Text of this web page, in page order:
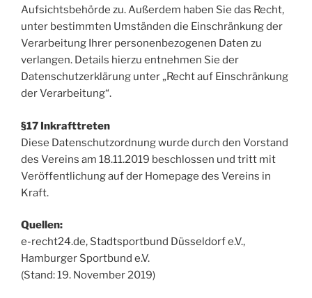
Aufsichtsbehörde zu. Außerdem haben Sie das Recht,
unter bestimmten Umständen die Einschränkung der
Verarbeitung Ihrer personenbezogenen Daten zu
verlangen. Details hierzu entnehmen Sie der
Datenschutzerklärung unter „Recht auf Einschränkung
der Verarbeitung“.
§17 Inkrafttreten
Diese Datenschutzordnung wurde durch den Vorstand
des Vereins am 18.11.2019 beschlossen und tritt mit
Veröffentlichung auf der Homepage des Vereins in
Kraft.
Quellen:
e-recht24.de, Stadtsportbund Düsseldorf e.V.,
Hamburger Sportbund e.V.
(Stand: 19. November 2019)